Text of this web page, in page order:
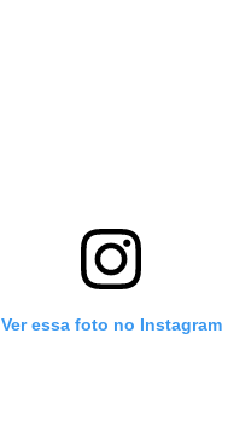
Ver essa foto no Instagram